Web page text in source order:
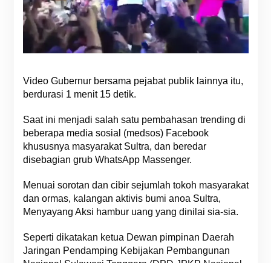
Video Gubernur bersama pejabat publik lainnya itu,
berdurasi 1 menit 15 detik.
Saat ini menjadi salah satu pembahasan trending di
beberapa media sosial (medsos) Facebook
khususnya masyarakat Sultra, dan beredar
disebagian grub WhatsApp Massenger.
Menuai sorotan dan cibir sejumlah tokoh masyarakat
dan ormas, kalangan aktivis bumi anoa Sultra,
Menyayang Aksi hambur uang yang dinilai sia-sia.
Seperti dikatakan ketua Dewan pimpinan Daerah
Jaringan Pendamping Kebijakan Pembangunan